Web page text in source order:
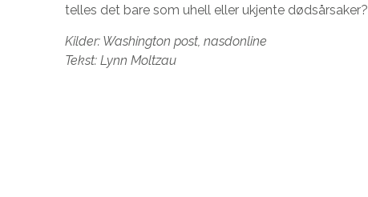
telles det bare som uhell eller ukjente dødsårsaker?
Kilder: Washington post, nasdonline
Tekst: Lynn Moltzau